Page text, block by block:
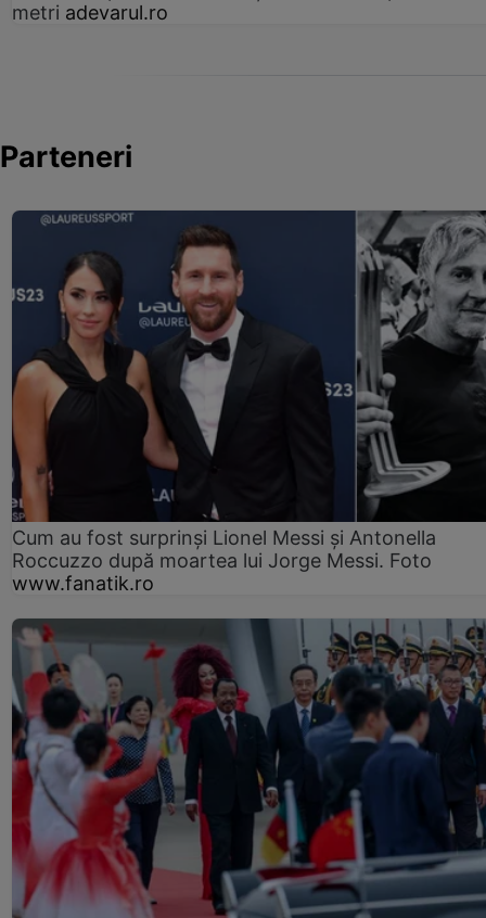
metri adevarul.ro
Parteneri
Cum au fost surprinși Lionel Messi și Antonella
Roccuzzo după moartea lui Jorge Messi. Foto
www.fanatik.ro